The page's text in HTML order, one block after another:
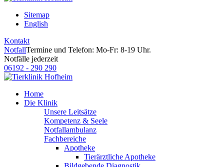
Sitemap
English
Kontakt
NotfallTermine und Telefon: Mo-Fr: 8-19 Uhr.
Notfälle jederzeit
06192 - 290 290
Home
Die Klinik
Unsere Leitsätze
Kompetenz & Seele
Notfallambulanz
Fachbereiche
Apotheke
Tierärztliche Apotheke